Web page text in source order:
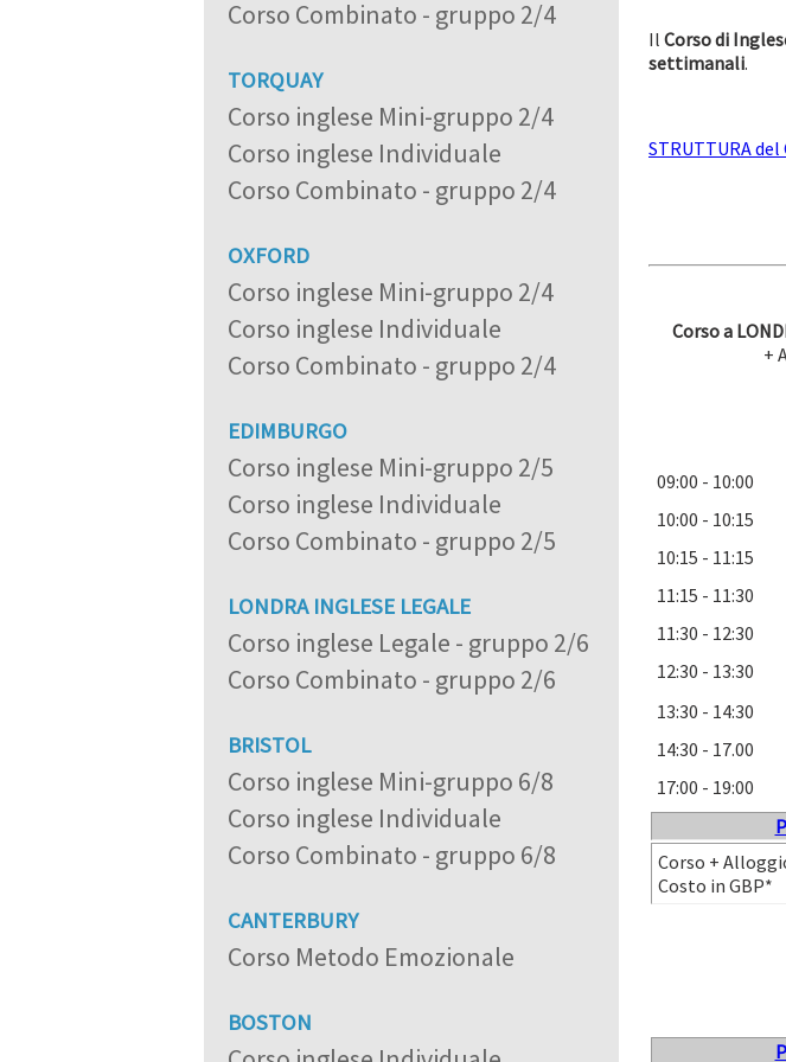
Corso Combinato - gruppo 2/4
TORQUAY
Corso inglese Mini-gruppo 2/4
Corso inglese Individuale
Corso Combinato - gruppo 2/4
OXFORD
Corso inglese Mini-gruppo 2/4
Corso inglese Individuale
Corso Combinato - gruppo 2/4
EDIMBURGO
Corso inglese Mini-gruppo 2/5
Corso inglese Individuale
Corso Combinato - gruppo 2/5
LONDRA INGLESE LEGALE
Corso inglese Legale - gruppo 2/6
Corso Combinato - gruppo 2/6
BRISTOL
Corso inglese Mini-gruppo 6/8
Corso inglese Individuale
Corso Combinato - gruppo 6/8
CANTERBURY
Corso Metodo Emozionale
BOSTON
Il Corso di
settimanali.
STRUTTURA del
Corso a
+
09:00 - 10:00
10:00 - 10:15
10:15 - 11:15
11:15 - 11:30
11:30 - 12:30
12:30 - 13:30
13:30 - 14:30
14:30 - 17.00
17:00 - 19:00
Corso +
Costo in GBP*